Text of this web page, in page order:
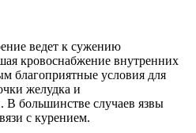
ведет к сужению
кровоснабжение внутренних
благоприятные условия для
желудка и
В большинстве случаев язвы
с курением.